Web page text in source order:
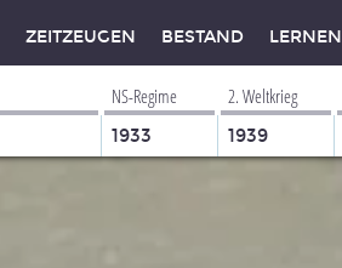
ZEITZEUGEN BESTAND LERNEN
NS-Regime
1933
2. Weltkrieg
1939